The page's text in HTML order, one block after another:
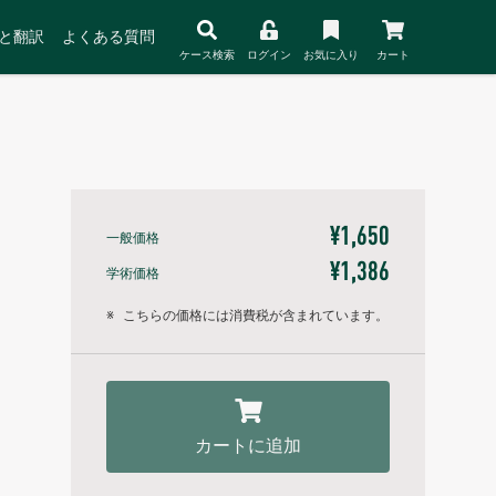
翻訳 よくある質問
ケース検索 ログイン お気に入り カート
一般価格 ¥1,650
学術価格 ¥1,386
※ こちらの価格には消費税が含まれています。
カートに追加